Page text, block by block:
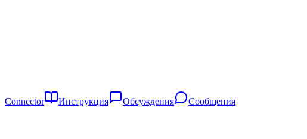
Connector Инструкция Обсуждения Сообщения